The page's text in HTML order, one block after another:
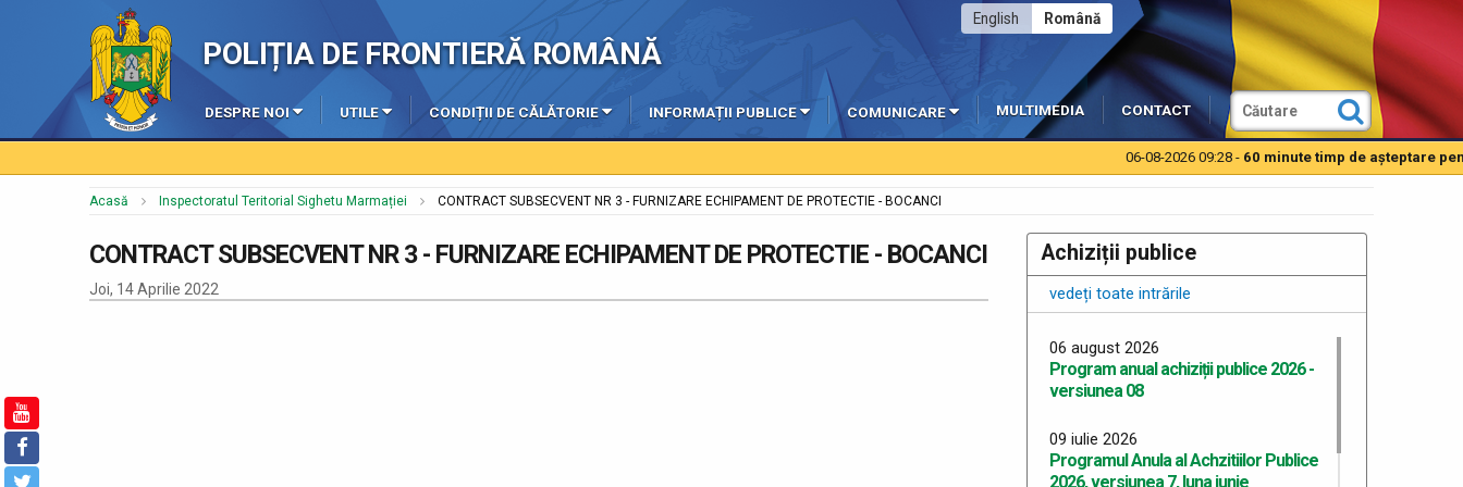
POLIȚIA DE FRONTIERĂ ROMÂNĂ
Română
English
DESPRE NOI UTILE CONDIȚII DE CĂLĂTORIE INFORMAȚII PUBLICE COMUNICARE MULTIMEDIA CONTACT
06-08-2026 09:28 -60 minute timp de aşteptare pentru
Acasă Inspectoratul Teritorial Sighetu Marmației CONTRACT SUBSECVENT NR 3 - FURNIZARE ECHIPAMENT DE PROTECTIE - BOCANCI
CONTRACT SUBSECVENT NR 3 - FURNIZARE ECHIPAMENT DE PROTECTIE - BOCANCI
Joi, 14 Aprilie 2022
Achiziții publice
vedeți toate intrările
06 august 2026
Program anual achiziții publice 2026 -
versiunea 08
09 iulie 2026
Programul Anula al Achzitiilor Publice
2026, versiunea 7, luna iunie